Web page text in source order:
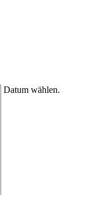
Datum wählen.